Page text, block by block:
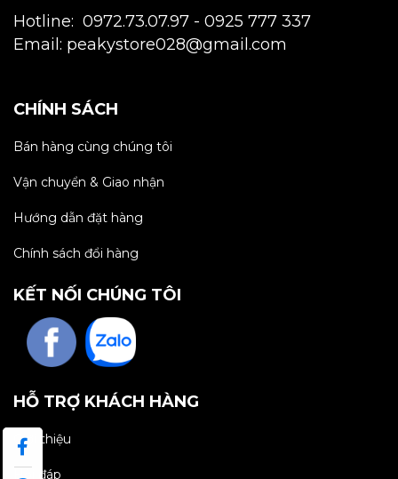
Hotline: 0972.73.07.97 - 0925 777 337
Email: peakystore028@gmail.com
CHÍNH SÁCH
Bán hàng cùng chúng tôi
Vận chuyển & Giao nhận
Hướng dẫn đặt hàng
Chính sách đổi hàng
KẾT NỐI CHÚNG TÔI
HỖ TRỢ KHÁCH HÀNG
Giới thiệu
Hỏi đáp